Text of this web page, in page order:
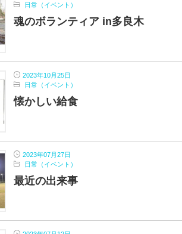
日常（イベント）
魂のボランティア in多良木
2023年10月25日
日常（イベント）
懐かしい給食
2023年07月27日
日常（イベント）
最近の出来事